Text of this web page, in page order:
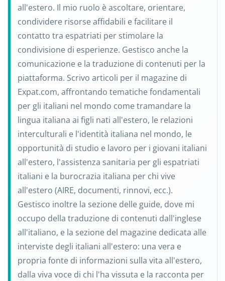
all'estero. Il mio ruolo è ascoltare, orientare,
condividere risorse affidabili e facilitare il
contatto tra espatriati per stimolare la
condivisione di esperienze. Gestisco anche la
comunicazione e la traduzione di contenuti per la
piattaforma. Scrivo articoli per il magazine di
Expat.com, affrontando tematiche fondamentali
per gli italiani nel mondo come tramandare la
lingua italiana ai figli nati all'estero, le relazioni
interculturali e l'identità italiana nel mondo, le
opportunità di studio e lavoro per i giovani italiani
all'estero, l'assistenza sanitaria per gli espatriati
italiani e la burocrazia italiana per chi vive
all'estero (AIRE, documenti, rinnovi, ecc.).
Gestisco inoltre la sezione delle guide, dove mi
occupo della traduzione di contenuti dall'inglese
all'italiano, e la sezione del magazine dedicata alle
interviste degli italiani all'estero: una vera e
propria fonte di informazioni sulla vita all'estero,
dalla viva voce di chi l'ha vissuta e la racconta per